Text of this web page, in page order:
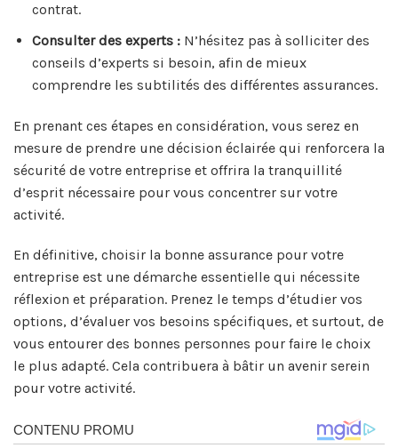
contrat.
Consulter des experts :N’hésitez pas à solliciter des
conseils d’experts si besoin, afin de mieux
comprendre les subtilités des différentes assurances.
En prenant ces étapes en considération, vous serez en
mesure de prendre une décision éclairée qui renforcera la
sécurité de votre entreprise et offrira la tranquillité
d’esprit nécessaire pour vous concentrer sur votre
activité.
En définitive, choisir la bonne assurance pour votre
entreprise est une démarche essentielle qui nécessite
réflexion et préparation. Prenez le temps d’étudier vos
options, d’évaluer vos besoins spécifiques, et surtout, de
vous entourer des bonnes personnes pour faire le choix
le plus adapté. Cela contribuera à bâtir un avenir serein
pour votre activité.